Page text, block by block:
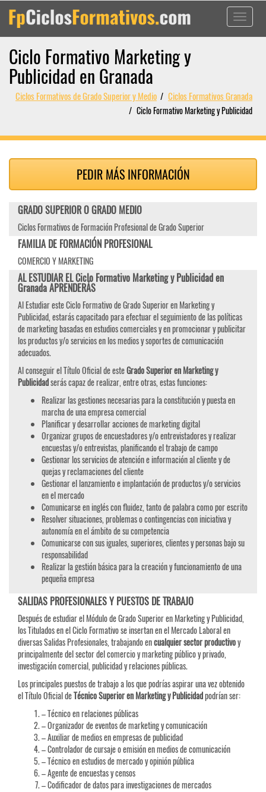
Toggle
Ciclo Formativo Marketing y
Publicidad en Granada
Ciclos Formativos de Grado Superior y Medio Ciclos Formativos Granada
Ciclo Formativo Marketing y Publicidad
PEDIR MÁS INFORMACIÓN
GRADO SUPERIOR O GRADO MEDIO
Ciclos Formativos de Formación Profesional de Grado Superior
FAMILIA DE FORMACIÓN PROFESIONAL
COMERCIO Y MARKETING
AL ESTUDIAR EL Ciclo Formativo Marketing y Publicidad en
Granada APRENDERÁS
Al Estudiar este Ciclo Formativo de Grado Superior en Marketing y
Publicidad, estarás capacitado para efectuar el seguimiento de las políticas
de marketing basadas en estudios comerciales y en promocionar y publicitar
los productos y/o servicios en los medios y soportes de comunicación
adecuados.
Al conseguir el Título Oficial de esteGrado Superior en Marketing y
Publicidadserás capaz de realizar, entre otras, estas funciones:
Realizar las gestiones necesarias para la constitución y puesta en
marcha de una empresa comercial
Planificar y desarrollar acciones de marketing digital
Organizar grupos de encuestadores y/o entrevistadores y realizar
encuestas y/o entrevistas, planificando el trabajo de campo
Gestionar los servicios de atención e información al cliente y de
quejas y reclamaciones del cliente
Gestionar el lanzamiento e implantación de productos y/o servicios
en el mercado
Comunicarse en inglés con fluidez, tanto de palabra como por escrito
Resolver situaciones, problemas o contingencias con iniciativa y
autonomía en el ámbito de su competencia
Comunicarse con sus iguales, superiores, clientes y personas bajo su
responsabilidad
Realizar la gestión básica para la creación y funcionamiento de una
pequeña empresa
SALIDAS PROFESIONALES Y PUESTOS DE TRABAJO
Después de estudiar el Módulo de Grado Superior en Marketing y Publicidad,
los Titulados en el Ciclo Formativo se insertan en el Mercado Laboral en
diversas Salidas Profesionales, trabajando encualquier sector productivoy
principalmente del sector del comercio y marketing público y privado,
investigación comercial, publicidad y relaciones públicas.
Los principales puestos de trabajo a los que podrías aspirar una vez obtenido
el Título Oficial deTécnico Superior en Marketing y Publicidadpodrían ser:
– Técnico en relaciones públicas
– Organizador de eventos de marketing y comunicación
– Auxiliar de medios en empresas de publicidad
– Controlador de cursaje o emisión en medios de comunicación
– Técnico en estudios de mercado y opinión pública
– Agente de encuestas y censos
– Codificador de datos para investigaciones de mercados